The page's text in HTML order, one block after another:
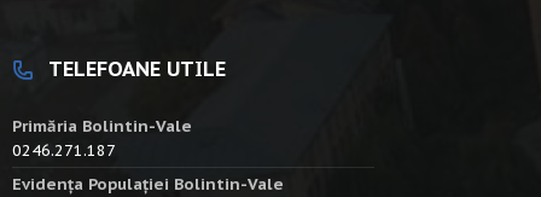
TELEFOANE UTILE
Primăria Bolintin-Vale
0246.271.187
Evidența Populației Bolintin-Vale